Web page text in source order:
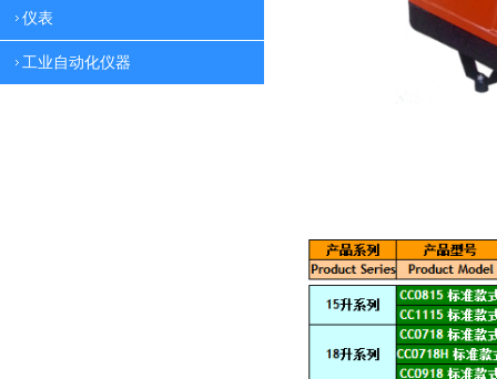
仪表
工业自动化仪器